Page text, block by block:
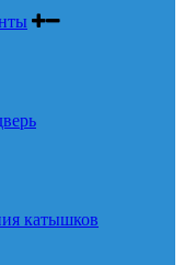
катышков